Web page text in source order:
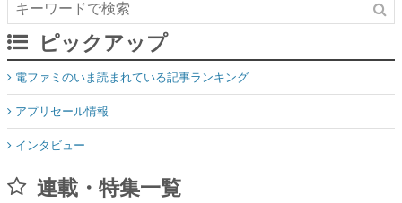
ピックアップ
電ファミのいま読まれている記事ランキング
アプリセール情報
インタビュー
連載・特集一覧